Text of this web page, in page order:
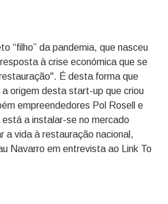
“filho” da pandemia, que nasceu
à crise económica que se
É desta forma que
origem desta start-up que criou
empreendedores Pol Rosell e
a instalar-se no mercado
a vida à restauração nacional,
Navarro em entrevista ao Link To